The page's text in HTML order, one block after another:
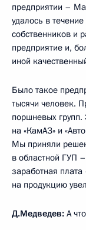
предприятии –
удалось в
собственников и
предприятие и,
иной
Было такое
тысячи человек.
поршневых групп.
на «КамАЗ» и
Мы приняли
в областной ГУП
заработная
на продукцию
Д.Медведев: А